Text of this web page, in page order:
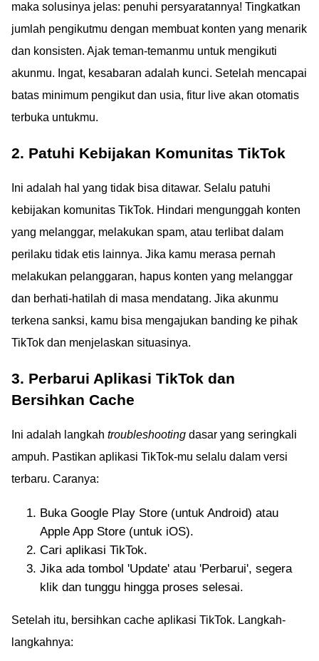
maka solusinya jelas: penuhi persyaratannya! Tingkatkan
jumlah pengikutmu dengan membuat konten yang menarik
dan konsisten. Ajak teman-temanmu untuk mengikuti
akunmu. Ingat, kesabaran adalah kunci. Setelah mencapai
batas minimum pengikut dan usia, fitur live akan otomatis
terbuka untukmu.
2. Patuhi Kebijakan Komunitas TikTok
Ini adalah hal yang tidak bisa ditawar. Selalu patuhi
kebijakan komunitas TikTok. Hindari mengunggah konten
yang melanggar, melakukan spam, atau terlibat dalam
perilaku tidak etis lainnya. Jika kamu merasa pernah
melakukan pelanggaran, hapus konten yang melanggar
dan berhati-hatilah di masa mendatang. Jika akunmu
terkena sanksi, kamu bisa mengajukan banding ke pihak
TikTok dan menjelaskan situasinya.
3. Perbarui Aplikasi TikTok dan
Bersihkan Cache
Ini adalah langkah troubleshooting dasar yang seringkali
ampuh. Pastikan aplikasi TikTok-mu selalu dalam versi
terbaru. Caranya:
Buka Google Play Store (untuk Android) atau
Apple App Store (untuk iOS).
Cari aplikasi TikTok.
Jika ada tombol 'Update' atau 'Perbarui', segera
klik dan tunggu hingga proses selesai.
Setelah itu, bersihkan cache aplikasi TikTok. Langkah-
langkahnya: